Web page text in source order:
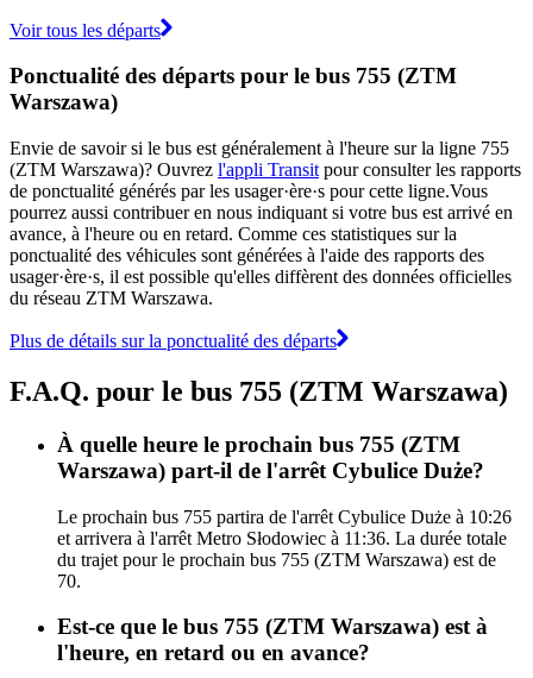
Voir tous les départs
Ponctualité des départs pour le bus 755 (ZTM
Warszawa)
Envie de savoir si le bus est généralement à l'heure sur la ligne 755
(ZTM Warszawa)? Ouvrez l'appli Transit pour consulter les rapports
de ponctualité générés par les usager·ère·s pour cette ligne.Vous
pourrez aussi contribuer en nous indiquant si votre bus est arrivé en
avance, à l'heure ou en retard. Comme ces statistiques sur la
ponctualité des véhicules sont générées à l'aide des rapports des
usager·ère·s, il est possible qu'elles diffèrent des données officielles
du réseau ZTM Warszawa.
Plus de détails sur la ponctualité des départs
F.A.Q. pour le bus 755 (ZTM Warszawa)
À quelle heure le prochain bus 755 (ZTM
Warszawa) part-il de l'arrêt Cybulice Duże?
Le prochain bus 755 partira de l'arrêt Cybulice Duże à 10:26
et arrivera à l'arrêt Metro Słodowiec à 11:36. La durée totale
du trajet pour le prochain bus 755 (ZTM Warszawa) est de
70.
Est-ce que le bus 755 (ZTM Warszawa) est à
l'heure, en retard ou en avance?